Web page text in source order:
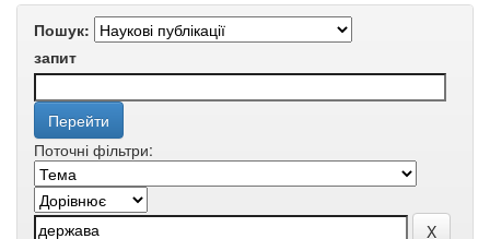
Пошук:
запит
Поточні фільтри: